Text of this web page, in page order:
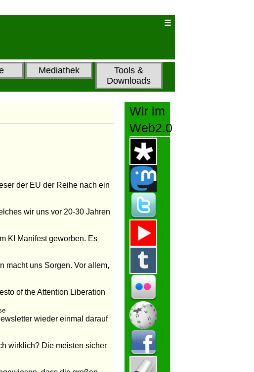
Mediathek
Tools &
Downloads
der EU der Reihe nach ein
wir uns vor 20-30 Jahren
KI Manifest geworben. Es
macht uns Sorgen. Vor allem,
of the Attention Liberation
wieder einmal darauf
wirklich? Die meisten sicher
Wir im
Web2.0